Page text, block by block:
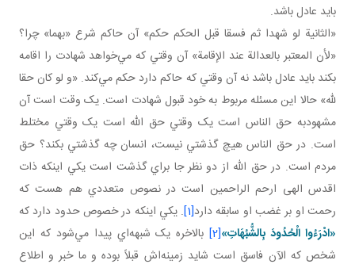
بايد عادل باشد.
«الثانية لو شهدا ثم فسقا قبل الحکم حکم» آن حاکم شرع «بهما» چرا؟
«لأن المعتبر بالعدالة عند الإقامة» آن وقتي که مي‌خواهد شهادت را اقامه
بکند بايد عادل باشد نه آن وقتي که حاکم دارد حکم مي‌کند. «و لو كان حقا
لله» حالا اين مسئله مربوط به خود قبول شهادت است. يک وقت است آن
مشهودبه حق الناس است يک وقتي حق الله است يک وقتي مختلط
است. در حق الناس هيچ گذشتي نيست، انسان چه گذشتي بکند؟ حق
مردم است. در حق الله از دو نظر جا براي گذشت است يکي اينکه ذات
اقدس الهی ارحم الراحمين است در نصوص متعددي هم هست که
رحمت او بر غضب او سابقه دارد[1] . يکي اينکه در خصوص حدود دارد که
«ادْرَءُوا الْحُدُودَ بِالشُّبُهَاتِ»[2] بالاخره يک شبهه‌اي پيدا مي‌شود که اين
شخص که الآن فاسق است شايد زمينه‌اش قبلاً بوده و ما خبر و اطلاع